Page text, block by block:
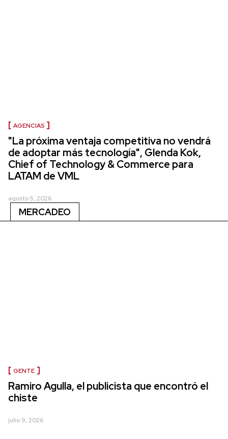
AGENCIAS
"La próxima ventaja competitiva no vendrá
de adoptar más tecnología", Glenda Kok,
Chief of Technology & Commerce para
LATAM de VML
agosto 5, 2026
MERCADEO
GENTE
Ramiro Agulla, el publicista que encontró el
chiste
julio 9, 2026